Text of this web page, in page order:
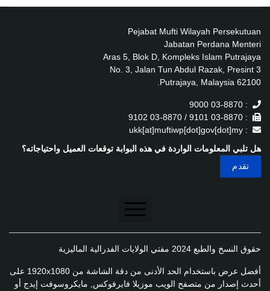
Pejabat Mufti Wilayah Persekutuan
Jabatan Perdana Menteri
Aras 5, Blok D, Kompleks Islam Putrajaya
No. 3, Jalan Tun Abdul Razak, Presint 3
62100 Putrajaya, Malaysia.
: 03-8870 9000
: 03-8870 9101 / 03-8870 9102
: ukk[at]muftiwp[dot]gov[dot]my
هل تلبي المعلومات الواردة في هذه البوابة توقعات العميل واحتياجاته؟
تنصل
سياسة الخصوصية
سياسة الخصوصية
حقوق النسخ والطبع 2024 مفتي الولايات الفدرالية الماليزية
أفضل عرض باستخدام الحد الأدنى من دقة الشاشة من 1920x1080 على
أحدث إصدار من متصفح الويب موزيلا فايرفوكس, مايكروسوفت إيدج أو